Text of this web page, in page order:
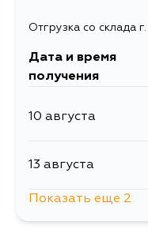
Отгрузка со склада
Дата и время
получения
10 августа
13 августа
Показать еще 2